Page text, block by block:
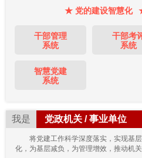
★ 党的建设智慧化
干部管理
系统
干部考
系统
智慧党建
系统
我是 党政机关 / 事业单位
将党建工作科学深度落实，实现基
化，为基层减负，为管理增效，推动机